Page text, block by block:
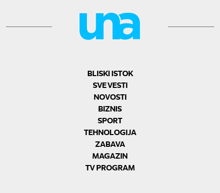
BLISKI ISTOK
SVE VESTI
NOVOSTI
BIZNIS
SPORT
TEHNOLOGIJA
ZABAVA
MAGAZIN
TV PROGRAM